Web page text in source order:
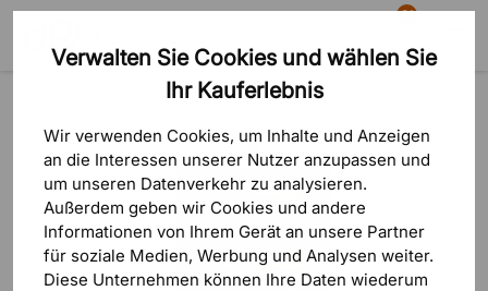
Verwalten Sie Cookies und wählen Sie
Ihr Kauferlebnis
Wir verwenden Cookies, um Inhalte und Anzeigen
an die Interessen unserer Nutzer anzupassen und
um unseren Datenverkehr zu analysieren.
Außerdem geben wir Cookies und andere
Informationen von Ihrem Gerät an unsere Partner
für soziale Medien, Werbung und Analysen weiter.
Diese Unternehmen können Ihre Daten wiederum
Suche
81
Warenkorb
Entsorgung & Mülltrennung